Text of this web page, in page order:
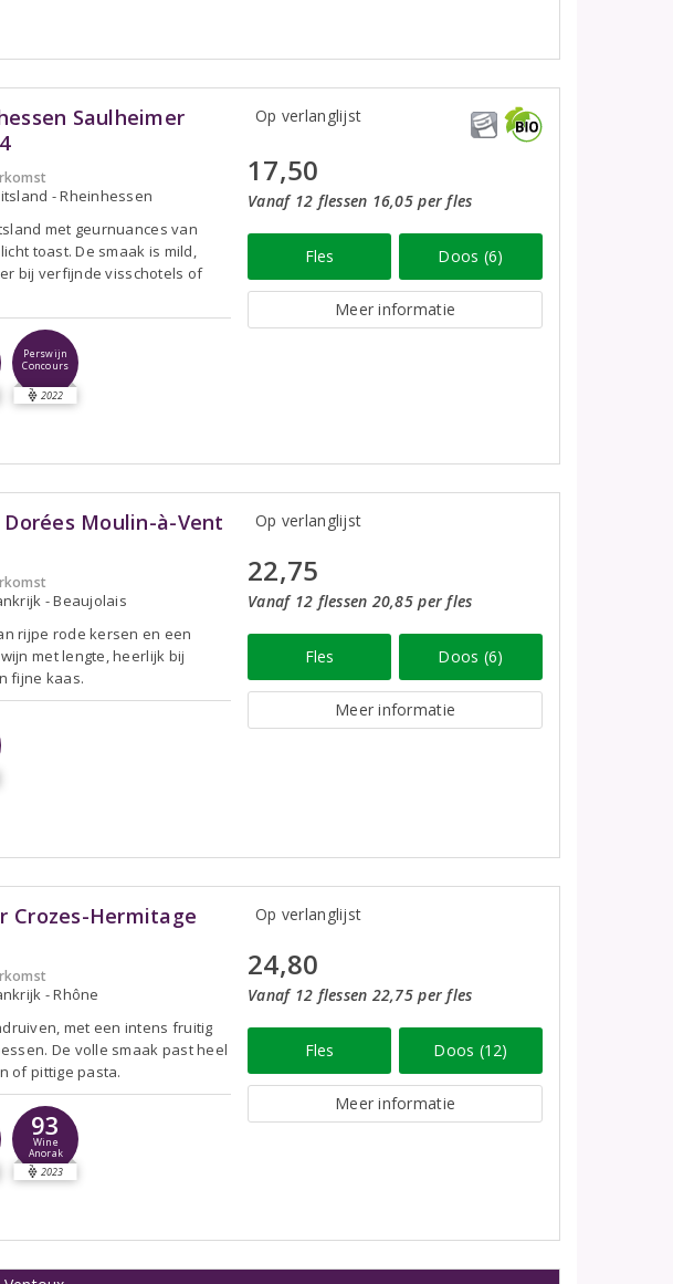
Saulheimer
- Rheinhessen
met geurnuances van
toast. De smaak is mild,
bij verfijnde visschotels of
Perswijn
Concours
2022
Op verlanglijst
17,50
Vanaf 12 flessen 16,05 per fles
Fles Doos (6)
Meer informatie
Moulin-à-Vent
- Beaujolais
rijpe rode kersen en een
met lengte, heerlijk bij
fijne kaas.
Op verlanglijst
22,75
Vanaf 12 flessen 20,85 per fles
Fles Doos (6)
Meer informatie
Crozes-Hermitage
- Rhône
met een intens fruitig
De volle smaak past heel
of pittige pasta.
93
Wine
Anorak
2023
Op verlanglijst
24,80
Vanaf 12 flessen 22,75 per fles
Fles Doos (12)
Meer informatie